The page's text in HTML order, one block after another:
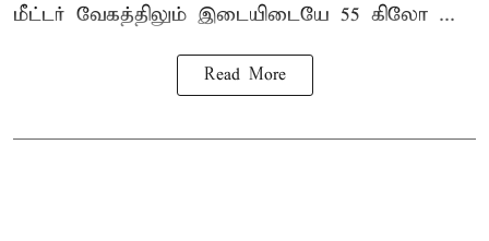
மீட்டர் வேகத்திலும் இடையிடையே 55 கிலோ ...
Read More